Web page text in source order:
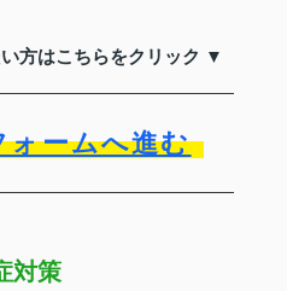
方はこちらをクリック ▼
ォームへ進む
対策